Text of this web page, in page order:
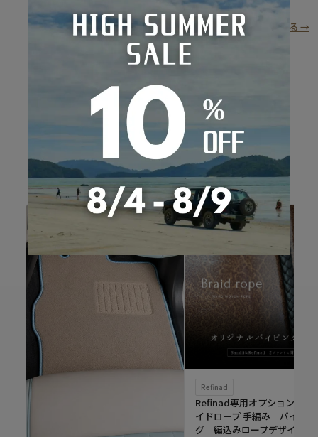
全車種の装着写真ギャラリーを見る →
RECOMMEND OPTION
おすすめオプション
Refinad
Refinad専用オプション ブ
イドロープ 手編み パイピン
グ 編込みロープデザイン